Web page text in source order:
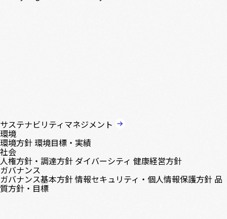
サステナビリティマネジメント
環境
環境方針環境目標・実績
社会
人権方針・調達方針 ダイバーシティ 健康経営方針
ガバナンス
ガバナンス基本方針情報セキュリティ・個人情報保護方針 品
質方針・目標